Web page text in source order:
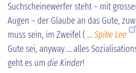
Suchscheinewerfer steht – mit
Augen – der Glaube an das Gute,
muss sein, im Zweifel ( …Spike Lee
Gute sei, anyway … alles
geht es um die Kinder!